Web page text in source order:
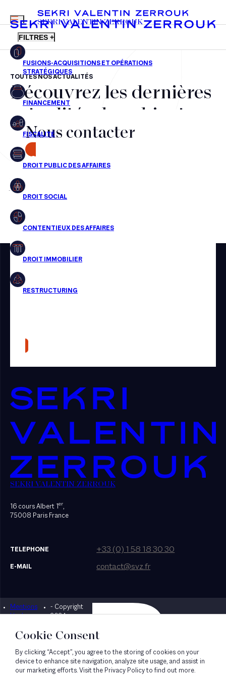
FR EN
MENU
SEKRI VALENTIN ZERROUK
FILTRES +
Fusions-acquisitions et opérations stratégiques
Financement
Fiscalité
Droit public des affaires
Droit social
Droit immobilier
Restructuring
Presse
TOUTES NOS ACTUALITÉS
Découvrez les dernières
actualités du cabinet,
nos récompenses et nos
transactions, jour après
jour
Aucun résultats pour cette recherche
Nous contacter
SEKRI VALENTIN ZERROUK
16 cours Albert 1er,
75008 Paris France
TELEPHONE +33 (0) 1 58 18 30 30
E-MAIL contact@svz.fr
Mentions
légales
- Copyright
2024
Designed by Bonhomme
Cookie Consent
By clicking “Accept”, you agree to the storing of cookies on your
device to enhance site navigation, analyze site usage, and assist in
our marketing efforts. Visit the Privacy Policy to find out more.